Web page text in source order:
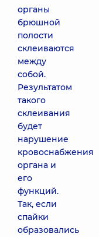
органы
брюшной
полости
склеиваются
между
собой.
Результатом
такого
склеивания
будет
нарушение
кровоснабжения
органа и
его
функций.
Так, если
спайки
образовались